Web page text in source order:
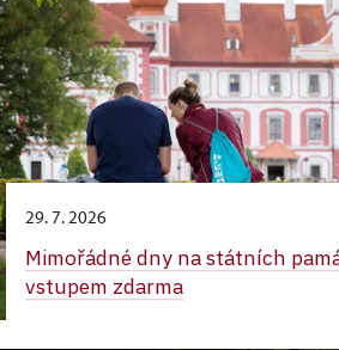
29. 7. 2026
Mimořádné dny na státních
vstupem zdarma